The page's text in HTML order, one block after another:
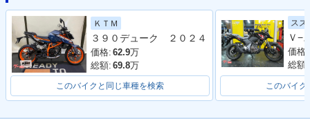
ＫＴＭ
３９０デューク ２０２４
価格: 62.9万
総額: 69.8万
このバイクと同じ車種を検索
スズ
価格:
総額:
このバイク